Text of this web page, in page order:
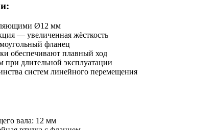
Ø12 мм
— увеличенная жёсткость
фланец
обеспечивают плавный ход
при длительной эксплуатации
систем линейного перемещения
вала: 12 мм